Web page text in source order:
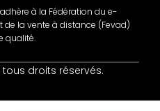
à la Fédération du e-
de la vente à distance (Fevad)
qualité.
tous droits réservés.